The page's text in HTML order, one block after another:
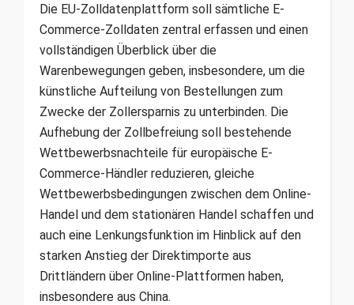
Die EU-Zolldatenplattform soll sämtliche E-
Commerce-Zolldaten zentral erfassen und einen
vollständigen Überblick über die
Warenbewegungen geben, insbesondere, um die
künstliche Aufteilung von Bestellungen zum
Zwecke der Zollersparnis zu unterbinden. Die
Aufhebung der Zollbefreiung soll bestehende
Wettbewerbsnachteile für europäische E-
Commerce-Händler reduzieren, gleiche
Wettbewerbsbedingungen zwischen dem Online-
Handel und dem stationären Handel schaffen und
auch eine Lenkungsfunktion im Hinblick auf den
starken Anstieg der Direktimporte aus
Drittländern über Online-Plattformen haben,
insbesondere aus China.